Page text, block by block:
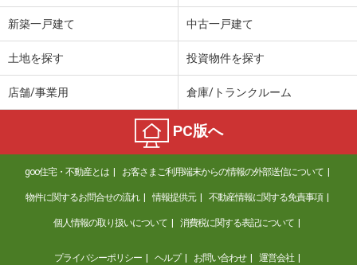
新築一戸建て 中古一戸建て
土地を探す 投資物件を探す
店舗/事業用 倉庫/トランクルーム
PC版へ
goo住宅・不動産とは お客さまご利用端末からの情報の外部送信について
物件に関するお問合せの流れ 情報提供元 不動産情報に関する免責事項
個人情報の取り扱いについて 消費税に関する表記について
プライバシーポリシー ヘルプ お問い合わせ 運営会社